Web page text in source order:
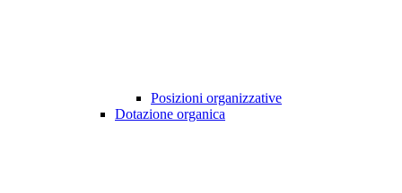
Posizioni organizzative
Dotazione organica